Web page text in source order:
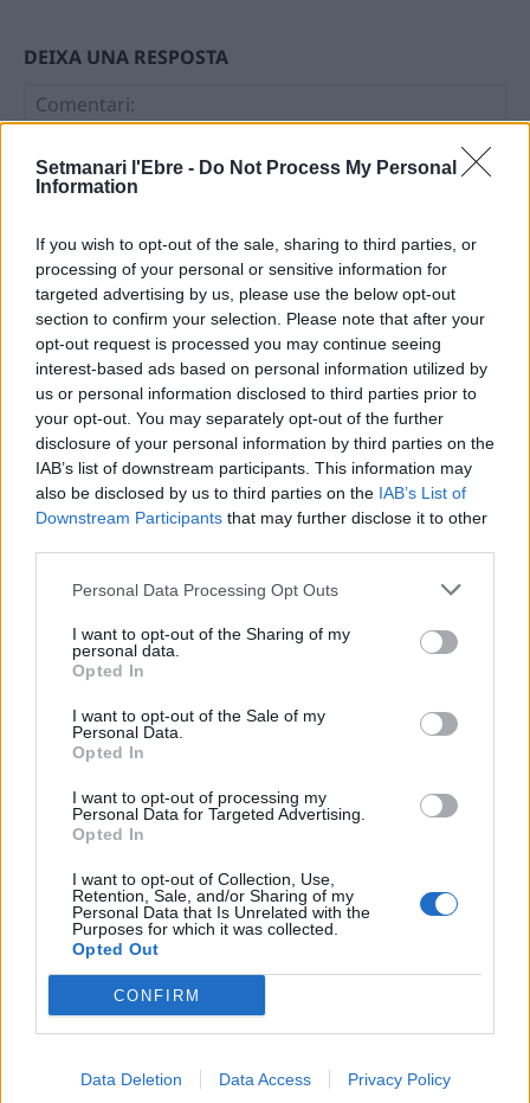
Setmanari l'Ebre - Do Not Process My Personal
Information
If you wish to opt-out of the sale, sharing to third parties, or
processing of your personal or sensitive information for
targeted advertising by us, please use the below opt-out
section to confirm your selection. Please note that after your
opt-out request is processed you may continue seeing
interest-based ads based on personal information utilized by
us or personal information disclosed to third parties prior to
your opt-out. You may separately opt-out of the further
disclosure of your personal information by third parties on the
IAB’s list of downstream participants. This information may
also be disclosed by us to third parties on the IAB’s List of
Downstream Participants that may further disclose it to other
Personal Data Processing Opt Outs
I want to opt-out of the Sharing of my
personal data.
Opted In
I want to opt-out of the Sale of my
Personal Data.
Opted In
I want to opt-out of processing my
Personal Data for Targeted Advertising.
Opted In
I want to opt-out of Collection, Use,
Retention, Sale, and/or Sharing of my
Personal Data that Is Unrelated with the
Purposes for which it was collected.
Opted Out
CONFIRM
Data Deletion Data Access Privacy Policy
DEIXA UNA RESPOSTA
Comentari:
Deseu el meu nom, el correu electrònic i el lloc web en
ÚLTIMES NOTÍCIES
Amposta recupera les Cases del Castell
i culmina un projecte estratègic que
6 d'agost de 2026
Els vestits de paper guanyen força
40 peces a concurs
31 de juliol de 2026
“L’eclipsi serà una oportunitat també